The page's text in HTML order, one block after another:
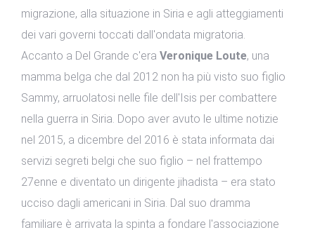
migrazione, alla situazione in Siria e agli atteggiamenti
dei vari governi toccati dall'ondata migratoria.
Accanto a Del Grande c'era Veronique Loute, una
mamma belga che dal 2012 non ha più visto suo figlio
Sammy, arruolatosi nelle file dell'Isis per combattere
nella guerra in Siria. Dopo aver avuto le ultime notizie
nel 2015, a dicembre del 2016 è stata informata dai
servizi segreti belgi che suo figlio – nel frattempo
27enne e diventato un dirigente jihadista – era stato
ucciso dagli americani in Siria. Dal suo dramma
familiare è arrivata la spinta a fondare l'associazione